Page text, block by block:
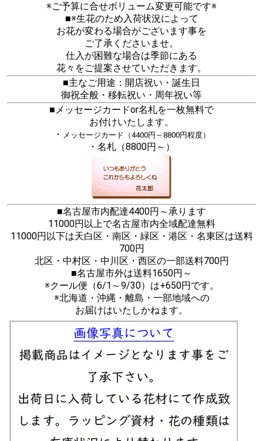
※ご予算に合せボリューム変更可能です※
■※生花のため入荷状況によって
お花が変わる場合がございます事を
ご了承くださいませ。
仕入が困難な場合は季節にある
花々をご提案させていただきます。
■主なご用途：開店祝い・誕生日
御祝全般・移転祝い・周年祝い等
■メッセージカードor名札を一枚無料で
お付けいたします。
・ メッセージカード（4400円～8800円程度）
・名札（8800円～）
■名古屋市内配達4400円～承ります
11000円以上で名古屋市内全域配達無料
11000円以下は天白区・南区・緑区・港区・名東区は送料
700円
北区・中村区・中川区・西区の一部送料700円
■名古屋市外は送料1650円～
※クール便（6/1～9/30）は+650円です。
※北海道・沖縄・離島・一部地域への
お届けはいたしかねます。